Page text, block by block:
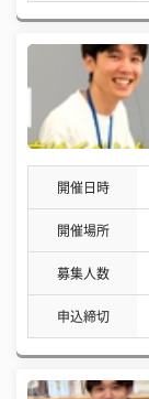
開催日時
開催場所
募集人数
申込締切